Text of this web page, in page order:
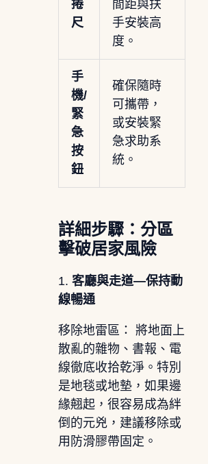
捲
尺
間距與扶
手安裝高
度。
手
機/
緊
急
按
鈕
確保隨時
可攜帶，
或安裝緊
急求助系
統。
詳細步驟：分區
擊破居家風險
1. 客廳與走道—保持動
線暢通
移除地雷區： 將地面上
散亂的雜物、書報、電
線徹底收拾乾淨。特別
是地毯或地墊，如果邊
緣翹起，很容易成為絆
倒的元兇，建議移除或
用防滑膠帶固定。